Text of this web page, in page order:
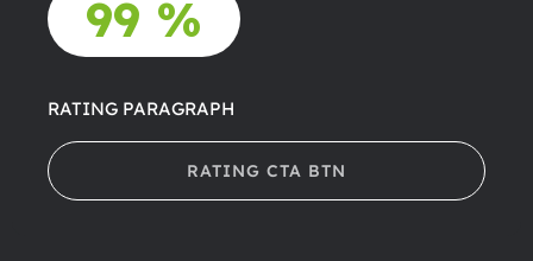
99 %
RATING PARAGRAPH
RATING CTA BTN